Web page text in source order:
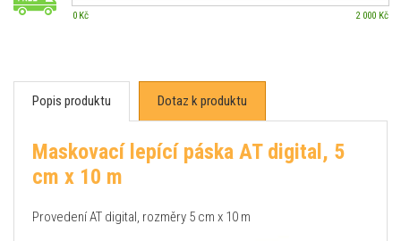
0 Kč 2 000 Kč
Popis produktu Dotaz k produktu
Maskovací lepící páska AT digital, 5
cm x 10 m
Provedení AT digital, rozměry 5 cm x 10 m